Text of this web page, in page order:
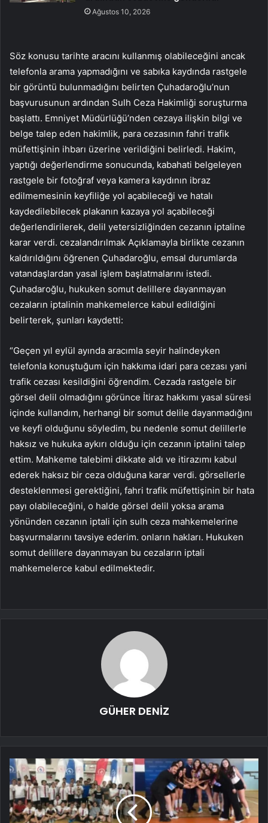
Ağustos 10, 2026
Söz konusu tarihte aracını kullanmış olabileceğini ancak
telefonla arama yapmadığını ve sabıka kaydında rastgele
bir görüntü bulunmadığını belirten Çuhadaroğlu’nun
başvurusunun ardından Sulh Ceza Hakimliği soruşturma
başlattı. Emniyet Müdürlüğü’nden cezaya ilişkin bilgi ve
belge talep eden hakimlik, para cezasının fahri trafik
müfettişinin ihbarı üzerine verildiğini belirledi. Hakim,
yaptığı değerlendirme sonucunda, kabahati belgeleyen
rastgele bir fotoğraf veya kamera kaydının ibraz
edilmemesinin keyfiliğe yol açabileceği ve hatalı
kaydedilebilecek plakanın kazaya yol açabileceği
değerlendirilerek, delil yetersizliğinden cezanın iptaline
karar verdi. cezalandırılmak Açıklamayla birlikte cezanın
kaldırıldığını öğrenen Çuhadaroğlu, emsal durumlarda
vatandaşlardan yasal işlem başlatmalarını istedi.
Çuhadaroğlu, hukuken somut delillere dayanmayan
cezaların iptalinin mahkemelerce kabul edildiğini
belirterek, şunları kaydetti:
“Geçen yıl eylül ayında aracımla seyir halindeyken
telefonla konuştuğum için hakkıma idari para cezası yani
trafik cezası kesildiğini öğrendim. Cezada rastgele bir
görsel delil olmadığını görünce İtiraz hakkımı yasal süresi
içinde kullandım, herhangi bir somut delile dayanmadığını
ve keyfi olduğunu söyledim, bu nedenle somut delillerle
haksız ve hukuka aykırı olduğu için cezanın iptalini talep
ettim. Mahkeme talebimi dikkate aldı ve itirazımı kabul
ederek haksız bir ceza olduğuna karar verdi. görsellerle
desteklenmesi gerektiğini, fahri trafik müfettişinin bir hata
payı olabileceğini, o halde görsel delil yoksa arama
yönünden cezanın iptali için sulh ceza mahkemelerine
başvurmalarını tavsiye ederim. onların hakları. Hukuken
somut delillere dayanmayan bu cezaların iptali
mahkemelerce kabul edilmektedir.
GÜHER DENİZ